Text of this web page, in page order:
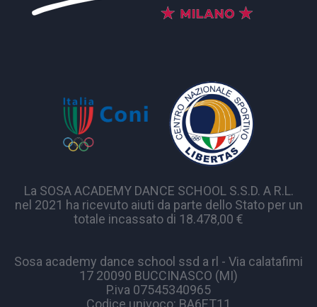
La SOSA ACADEMY DANCE SCHOOL S.S.D. A R.L.
nel 2021 ha ricevuto aiuti da parte dello Stato per un
totale incassato di 18.478,00 €
Sosa academy dance school ssd a rl - Via calatafimi
17 20090 BUCCINASCO (MI)
P.iva 07545340965
Codice univoco: BA6ET11